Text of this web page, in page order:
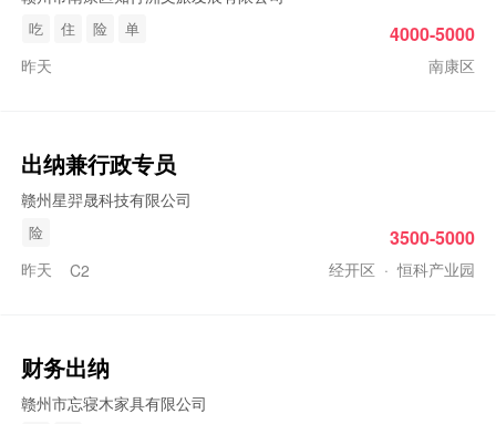
吃 住 险 单
昨天 南康区
4000-5000
出纳兼行政专员
赣州星羿晟科技有限公司
险
昨天 C2 经开区 · 恒科产业园
3500-5000
财务出纳
赣州市忘寝木家具有限公司